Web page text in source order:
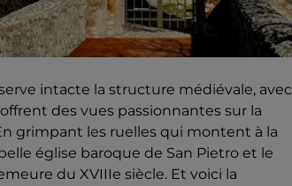
intacte la structure médiévale, avec
des vues passionnantes sur la
grimpant les ruelles qui montent à la
église baroque de San Pietro et le
du XVIIIe siècle. Et voici la